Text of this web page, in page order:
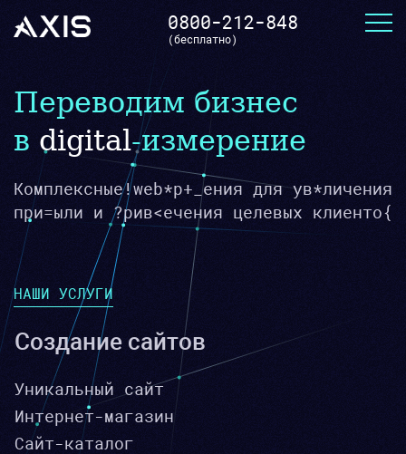
0800-212-848
(бесплатно)
Переводим бизнес
в digital-измерение
Комплексные web-решения для увеличения
прибыли и привлечения целевых клиентов
НАШИ УСЛУГИ
Создание сайтов
Уникальный сайт
Интернет-магазин
Сайт-каталог